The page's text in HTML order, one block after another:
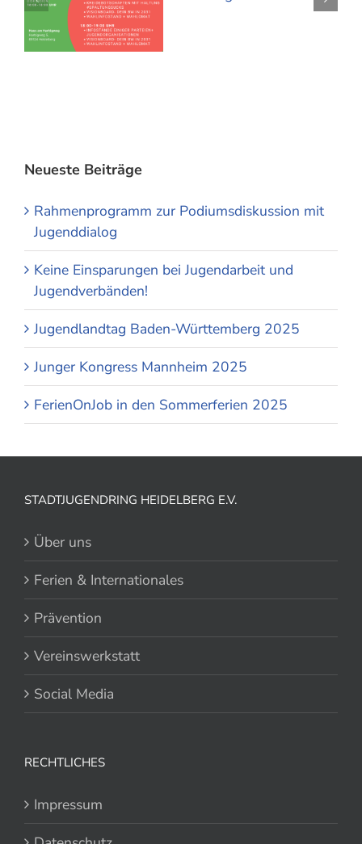
Neueste Beiträge
Rahmenprogramm zur Podiumsdiskussion mit
Jugenddialog
Keine Einsparungen bei Jugendarbeit und
Jugendverbänden!
Jugendlandtag Baden-Württemberg 2025
Junger Kongress Mannheim 2025
FerienOnJob in den Sommerferien 2025
STADTJUGENDRING HEIDELBERG E.V.
Über uns
Ferien & Internationales
Prävention
Vereinswerkstatt
Social Media
RECHTLICHES
Impressum